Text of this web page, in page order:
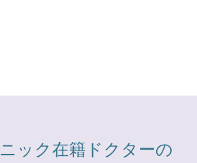
ック在籍ドクターの